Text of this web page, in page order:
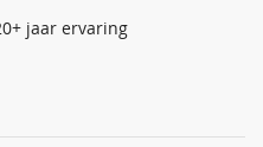
jaar ervaring